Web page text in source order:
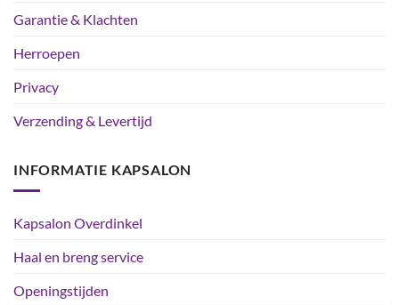
Garantie & Klachten
Herroepen
Privacy
Verzending & Levertijd
INFORMATIE KAPSALON
Kapsalon Overdinkel
Haal en breng service
Openingstijden